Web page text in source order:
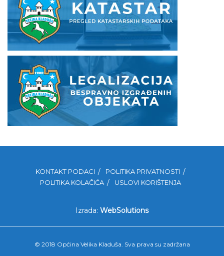
KONTAKT PODACI
POLITIKA PRIVATNOSTI
POLITIKA KOLAČIĆA
USLOVI KORIŠTENJA
Izrada: WebSolutions
© 2018 Općina Velika Kladuša. Sva prava su zadržana